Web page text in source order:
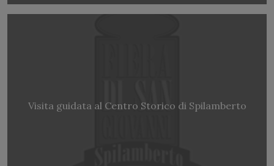
Visita guidata al Centro Storico di Spilamberto